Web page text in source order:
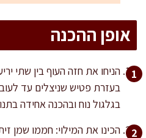
אופן ההכנה
הניחו את חזה העוף בין שתי
בגלגול נוח ובהכנה אחידה
הכינו את המילוי: חממו שמן